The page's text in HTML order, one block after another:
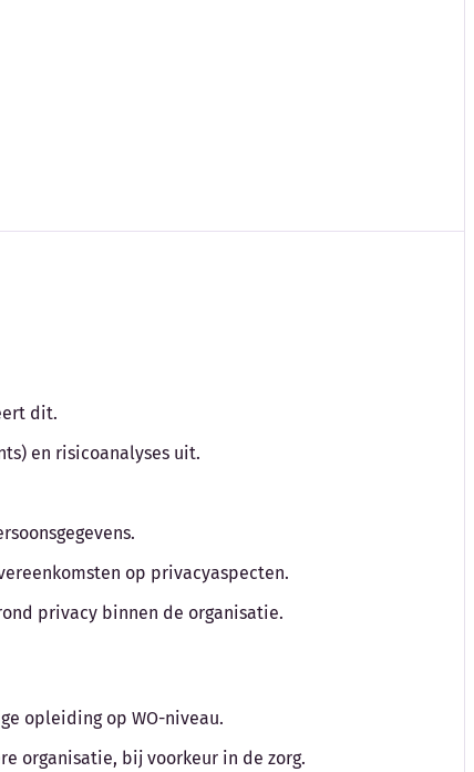
dit.
en risicoanalyses uit.
op privacyaspecten.
privacy binnen de organisatie.
opleiding op WO-niveau.
organisatie, bij voorkeur in de zorg.